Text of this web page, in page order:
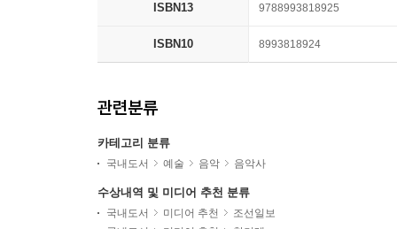
ISBN13 9788993818925
ISBN10 8993818924
관련분류
카테고리 분류
국내도서 예술 음악 음악사
수상내역 및 미디어 추천 분류
국내도서 미디어 추천
조선일보